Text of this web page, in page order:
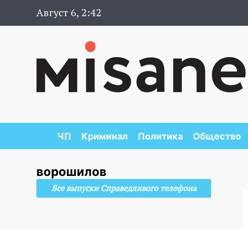
Август 6, 2:42
ЧП Криминал Политика Общество
ворошилов
Все выпуски Справедливого телефона